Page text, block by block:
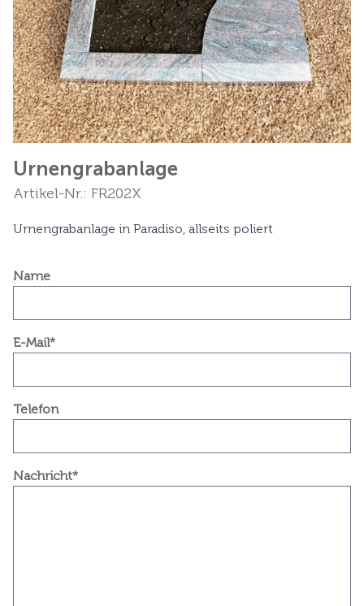
Urnengrabanlage
Artikel-Nr.: FR202X
Urnengrabanlage in Paradiso, allseits poliert
Name
E-Mail*
Telefon
Nachricht*